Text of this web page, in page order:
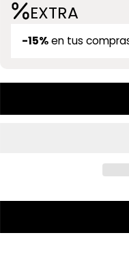
EXTRA
-15%en tus